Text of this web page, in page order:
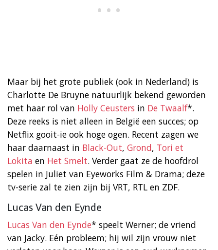
Maar bij het grote publiek (ook in Nederland) is
Charlotte De Bruyne natuurlijk bekend geworden
met haar rol van Holly Ceusters in De Twaalf*.
Deze reeks is niet alleen in België een succes; op
Netflix gooit-ie ook hoge ogen. Recent zagen we
haar daarnaast in Black-Out, Grond, Tori et
Lokita en Het Smelt. Verder gaat ze de hoofdrol
spelen in Juliet van Eyeworks Film & Drama; deze
tv-serie zal te zien zijn bij VRT, RTL en ZDF.
Lucas Van den Eynde
Lucas Van den Eynde* speelt Werner; de vriend
van Jacky. Eén probleem; hij wil zijn vrouw niet